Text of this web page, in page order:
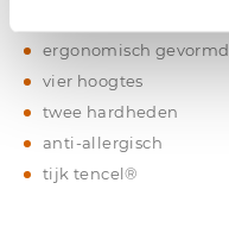
ergonomisch gevormd
vier hoogtes
twee hardheden
anti-allergisch
tijk tencel®